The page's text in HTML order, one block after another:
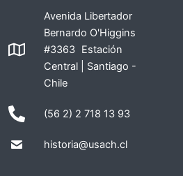
Avenida Libertador
Bernardo O'Higgins
#3363 Estación
Central | Santiago -
Chile
(56 2) 2 718 13 93
historia@usach.cl